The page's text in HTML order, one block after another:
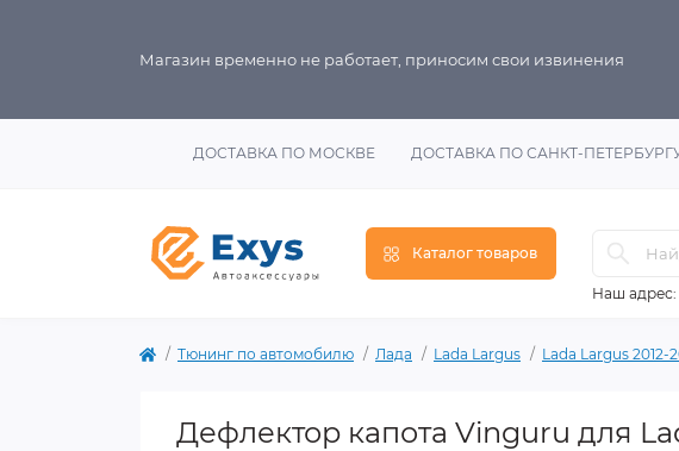
Магазин временно не работает, приносим свои извинения
ДОСТАВКА ПО МОСКВЕ ДОСТАВКА ПО САНКТ-
Каталог товаров
Наш адрес:
Тюнинг по автомобилю Лада Lada Largus Lada Largus 2012-
Дефлектор капота Vinguru для